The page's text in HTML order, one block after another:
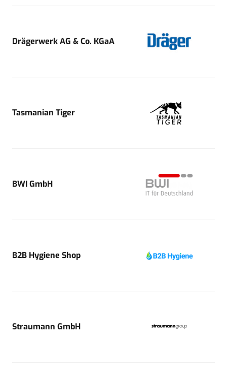
Drägerwerk AG & Co. KGaA
Tasmanian Tiger
BWI GmbH
B2B Hygiene Shop
Straumann GmbH